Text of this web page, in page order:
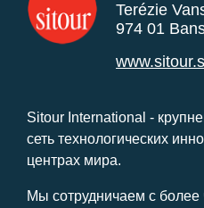
Terézie
974 01
Sitour International -
сеть технологических
центрах мира.
Мы сотрудничаем с более